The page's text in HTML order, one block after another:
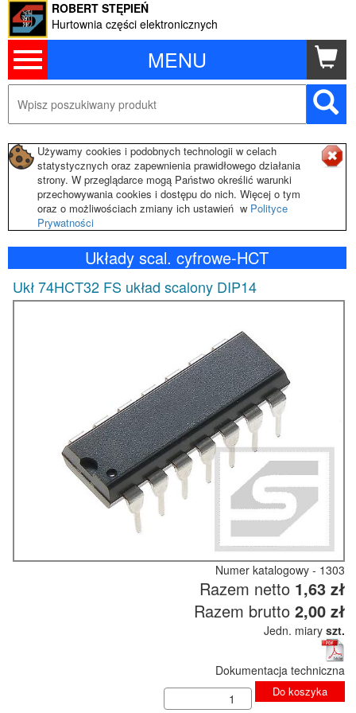
MENU
ROBERT STĘPIEŃ
Hurtownia części elektronicznych
Używamy cookies i podobnych technologii w celach
statystycznych oraz zapewnienia prawidłowego działania
strony. W przeglądarce mogą Państwo określić warunki
przechowywania cookies i dostępu do nich. Więcej o tym
oraz o możliwościach zmiany ich ustawień w Polityce
Prywatności
Układy scal. cyfrowe-HCT
Ukł 74HCT32 FS układ scalony DIP14
Numer katalogowy - 1303
Razem netto 1,63 zł
Razem brutto 2,00 zł
Jedn. miary szt.
Dokumentacja techniczna
Do koszyka